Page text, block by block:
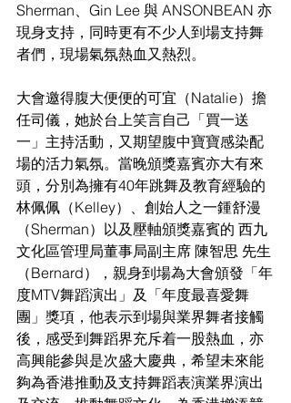
Sherman、Gin Lee 與 ANSONBEAN 亦
現身支持，同時更有不少人到場支持舞
者們，現場氣氛熱血又熱烈。
大會邀得腹大便便的可宜（Natalie）擔
任司儀，她於台上笑言自己「買一送
一」主持活動，又期望腹中寶寶感染配
場的活力氣氛。當晚頒獎嘉賓亦大有來
頭，分別為擁有40年跳舞及教育經驗的
林佩佩（Kelley）、創始人之一鍾舒漫
（Sherman）以及壓軸頒獎嘉賓的 西九
文化區管理局董事局副主席 陳智思 先生
（Bernard），親身到場為大會頒發「年
度MTV舞蹈演出」及「年度最喜愛舞
團」獎項，他表示到場與業界舞者接觸
後，感受到舞蹈界充斥着一股熱血，亦
高興能參與是次盛大慶典，希望未來能
夠為香港推動及支持舞蹈表演業界演出